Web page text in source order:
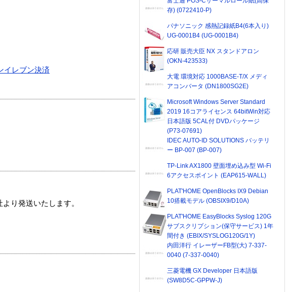
イレブン決済
り発送いたします。
存) (0722410-P)
パナソニック 感熱記録紙B4(6本入り)
UG-0001B4 (UG-0001B4)
応研 販売大臣 NX スタンドアロン
(OKN-423533)
大電 環境対応 1000BASE-T/X メディ
アコンバータ (DN1800SG2E)
Microsoft Windows Server Standard
2019 16コアライセンス 64bitWin対応
日本語版 5CAL付 DVDパッケージ
(P73-07691)
IDEC AUTO-ID SOLUTIONS バッテリ
ー BP-007 (BP-007)
TP-Link AX1800 壁面埋め込み型 Wi-Fi
6アクセスポイント (EAP615-WALL)
PLAT'HOME OpenBlocks IX9 Debian
10搭載モデル (OBSIX9/D10A)
PLAT'HOME EasyBlocks Syslog 120G
サブスクリプション(保守サービス) 1年
間付き (EBIX/SYSLOG120G/1Y)
内田洋行 イレーザーFB型(大) 7-337-
0040 (7-337-0040)
三菱電機 GX Developer 日本語版
(SW8D5C-GPPW-J)